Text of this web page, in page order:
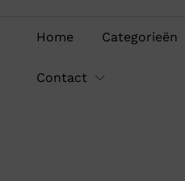
Home Categorieën
Contact